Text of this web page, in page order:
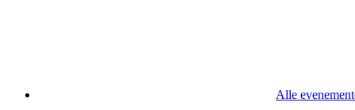
Alle